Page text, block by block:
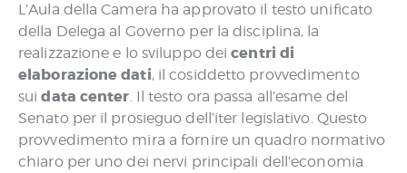
L’Aula della Camera ha approvato il testo unificato
della Delega al Governo per la disciplina, la
realizzazione e lo sviluppo deicentri di
elaborazione dati, il cosiddetto provvedimento
suidata center. Il testo ora passa all’esame del
Senato per il prosieguo dell’iter legislativo. Questo
provvedimento mira a fornire un quadro normativo
chiaro per uno dei nervi principali dell’economia